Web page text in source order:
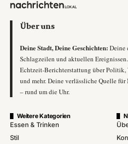
Über uns
Deine Stadt, Deine Geschichten: Deine
Schlagzeilen und aktuellen
Echtzeit-Berichterstattung über
und mehr. Deine verlässliche Quelle
– rund um die Uhr.
Weitere Kategorien
Essen & Trinken
Stil